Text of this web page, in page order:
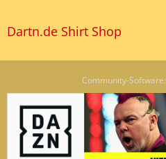
Dartn.de Shirt Shop
Community-Software: